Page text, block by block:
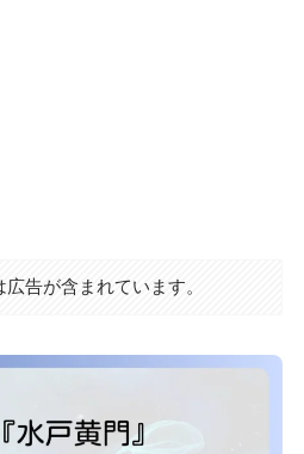
告が含まれています。